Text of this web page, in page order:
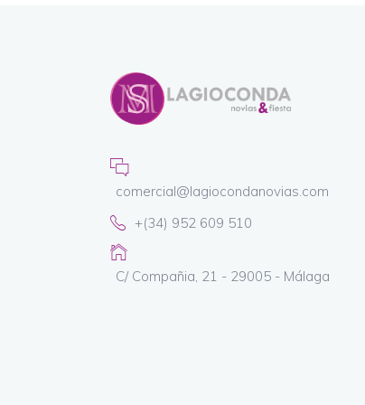
comercial@lagiocondanovias.com
+(34) 952 609 510
C/ Compañia, 21 - 29005 - Málaga